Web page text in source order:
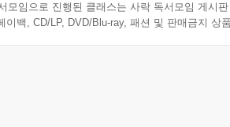
가회의는 민수뿐만이 아니라 각 분야
참여해 꾸준한 토론과 회의 및 소통을
모임으로 진행된 클래스는 사락 독서모임 게시
이백, CD/LP, DVD/Blu-ray, 패션 및 판매금지 상